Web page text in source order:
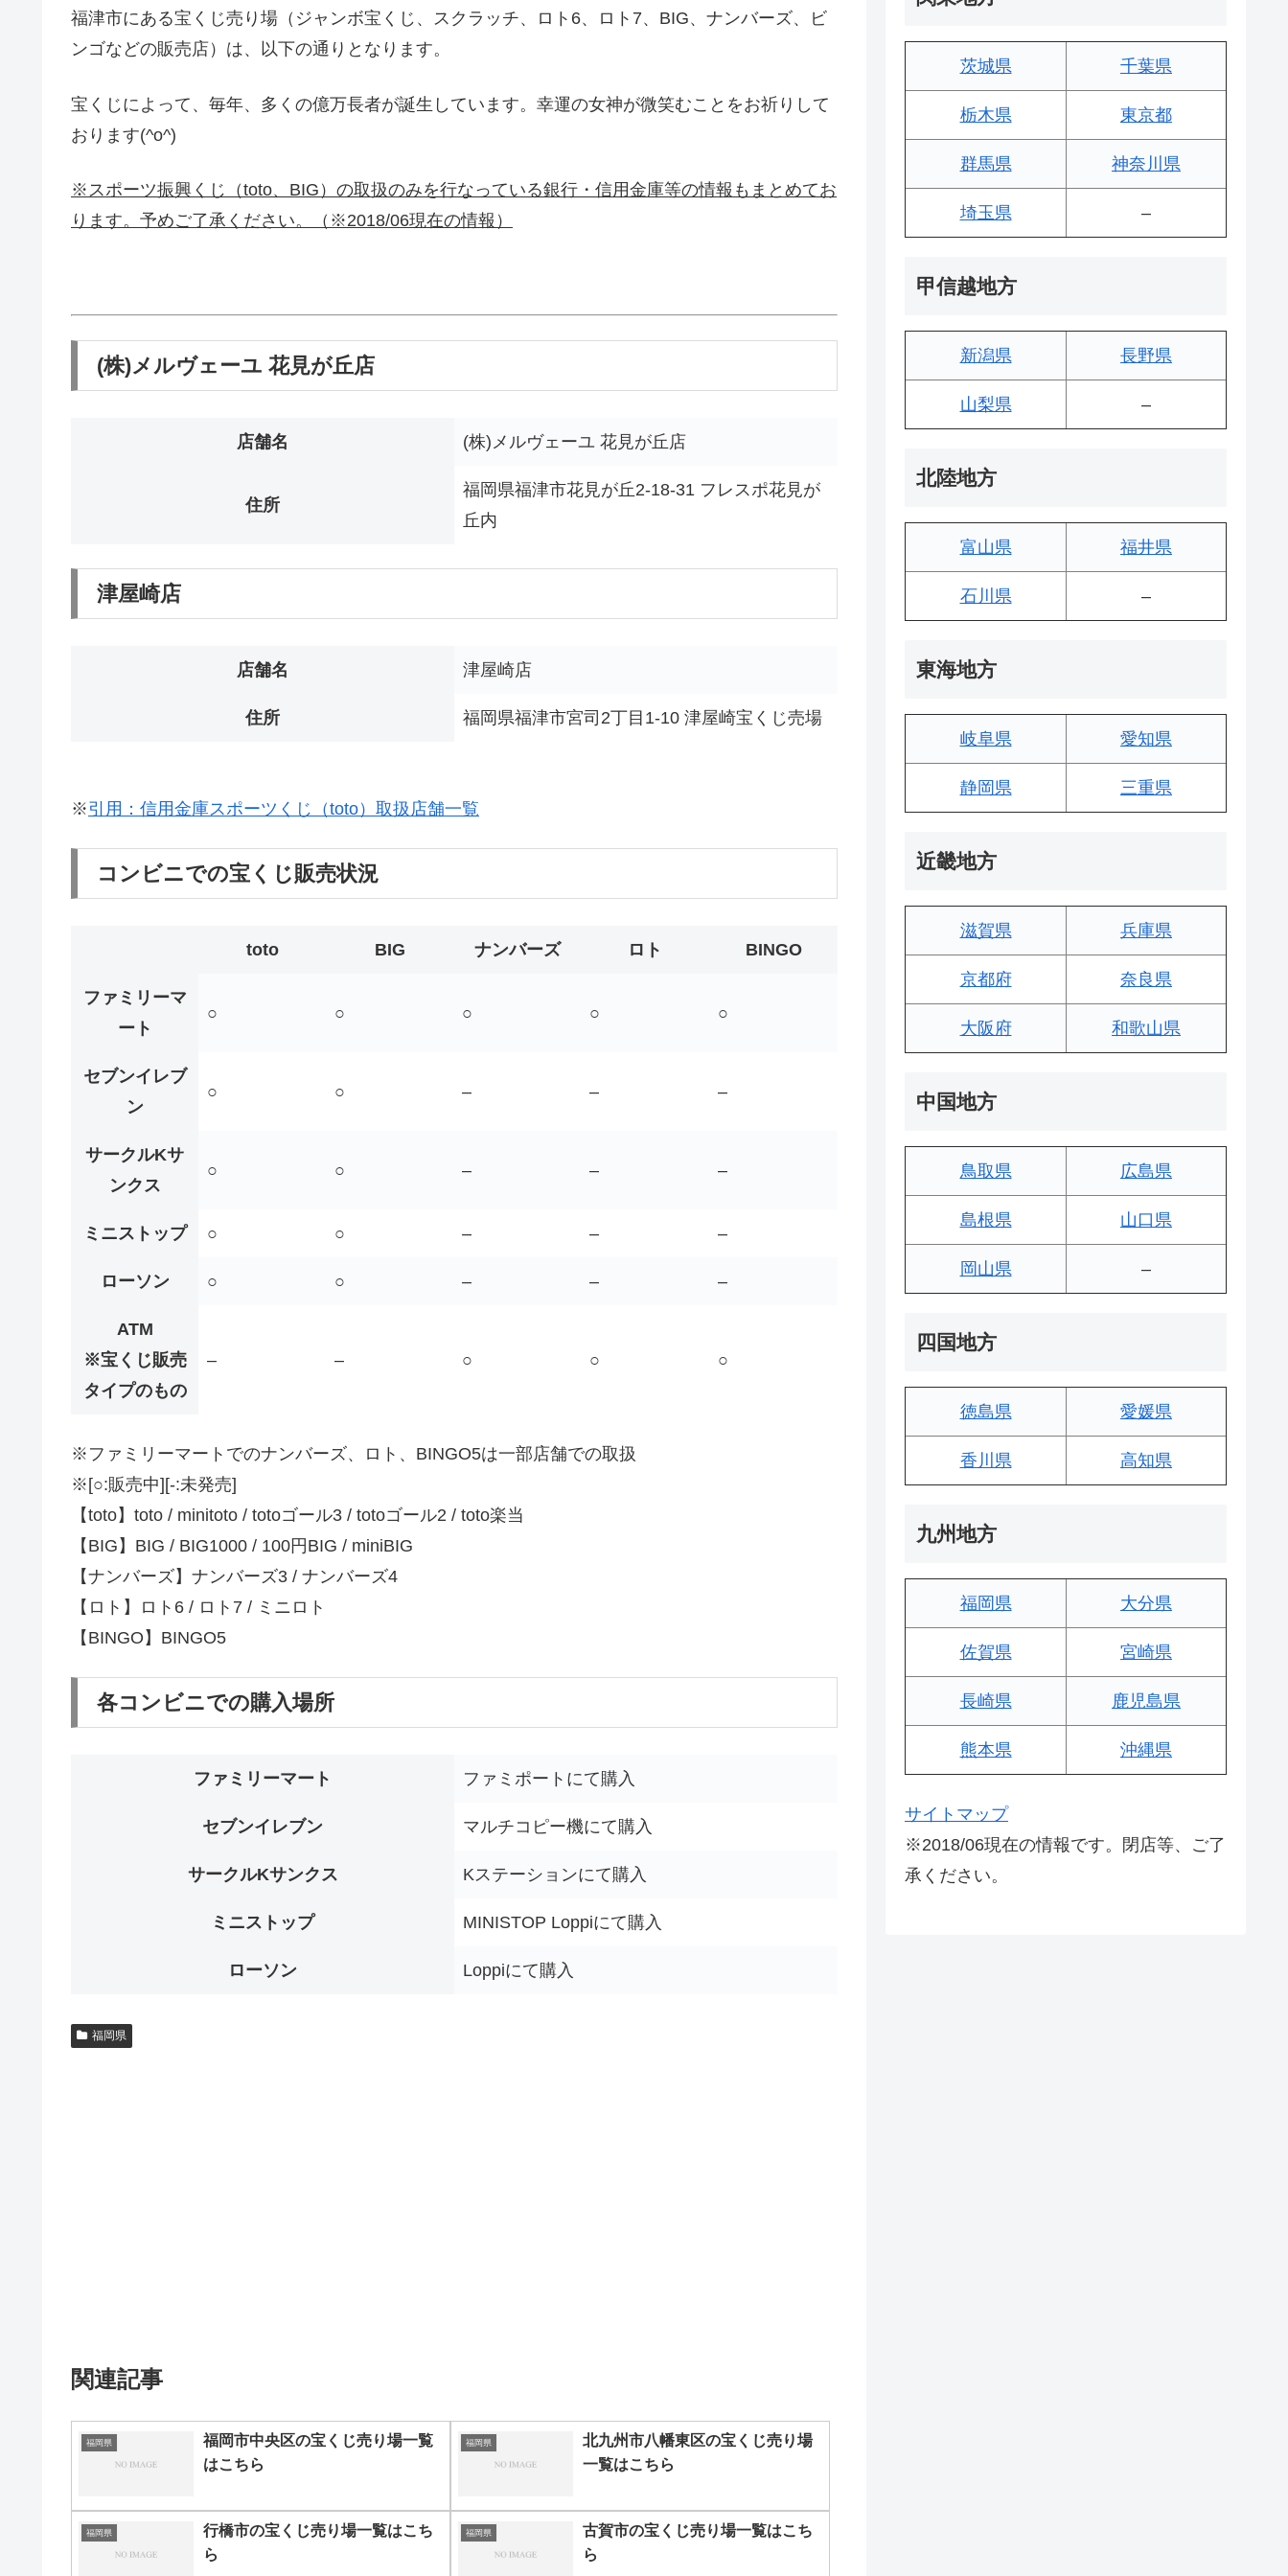
福津市にある宝くじ売り場（ジャンボ宝くじ、スクラッチ、ロト6、ロト7、BIG、ナンバーズ、ビ
ンゴなどの販売店）は、以下の通りとなります。
宝くじによって、毎年、多くの億万長者が誕生しています。幸運の女神が微笑むことをお祈りして
おります(^o^)
※スポーツ振興くじ（toto、BIG）の取扱のみを行なっている銀行・信用金庫等の情報もまとめてお
ります。予めご了承ください。（※2018/06現在の情報）
(株)メルヴェーユ 花見が丘店
店舗名 (株)メルヴェーユ 花見が丘店
住所
福岡県福津市花見が丘2-18-31 フレスポ花見が
丘内
津屋崎店
店舗名 津屋崎店
住所 福岡県福津市宮司2丁目1-10 津屋崎宝くじ売場
※引用：信用金庫スポーツくじ（toto）取扱店舗一覧
コンビニでの宝くじ販売状況
toto BIG ナンバーズ ロト BINGO
ファミリーマ
ート
○ ○ ○ ○ ○
セブンイレブ
ン
○ ○ – – –
サークルKサ
ンクス
○ ○ – – –
ミニストップ ○ ○ – – –
ローソン ○ ○ – – –
ATM
※宝くじ販売
タイプのもの
– – ○ ○ ○
※ファミリーマートでのナンバーズ、ロト、BINGO5は一部店舗での取扱
※[○:販売中][-:未発売]
【toto】toto / minitoto / totoゴール3 / totoゴール2 / toto楽当
【BIG】BIG / BIG1000 / 100円BIG / miniBIG
【ナンバーズ】ナンバーズ3 / ナンバーズ4
【ロト】ロト6 / ロト7 / ミニロト
【BINGO】BINGO5
各コンビニでの購入場所
ファミリーマート ファミポートにて購入
セブンイレブン マルチコピー機にて購入
サークルKサンクス Kステーションにて購入
ミニストップ MINISTOP Loppiにて購入
ローソン Loppiにて購入
福岡県
関連記事
福岡県
福岡市中央区の宝くじ売り場一覧
はこちら
福岡県
北九州市八幡東区の宝くじ売り場
一覧はこちら
福岡県
行橋市の宝くじ売り場一覧はこち
ら
福岡県
古賀市の宝くじ売り場一覧はこち
ら
茨城県 千葉県
栃木県 東京都
群馬県 神奈川県
埼玉県 –
甲信越地方
新潟県 長野県
山梨県 –
北陸地方
富山県 福井県
石川県 –
東海地方
岐阜県 愛知県
静岡県 三重県
近畿地方
滋賀県 兵庫県
京都府 奈良県
大阪府 和歌山県
中国地方
鳥取県 広島県
島根県 山口県
岡山県 –
四国地方
徳島県 愛媛県
香川県 高知県
九州地方
福岡県 大分県
佐賀県 宮崎県
長崎県 鹿児島県
熊本県 沖縄県
サイトマップ
※2018/06現在の情報です。閉店等、ご了
承ください。